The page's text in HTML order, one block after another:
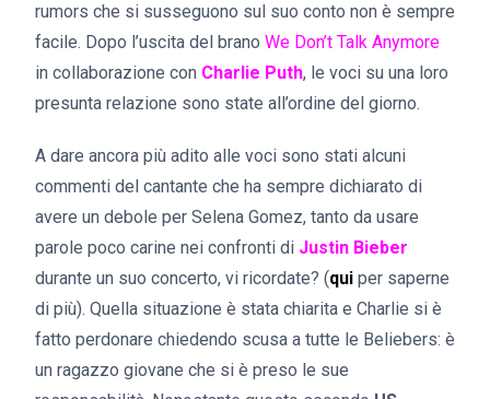
rumors che si susseguono sul suo conto non è sempre
facile. Dopo l’uscita del brano We Don’t Talk Anymore
in collaborazione con Charlie Puth, le voci su una loro
presunta relazione sono state all’ordine del giorno.
A dare ancora più adito alle voci sono stati alcuni
commenti del cantante che ha sempre dichiarato di
avere un debole per Selena Gomez, tanto da usare
parole poco carine nei confronti di Justin Bieber
durante un suo concerto, vi ricordate? (qui per saperne
di più). Quella situazione è stata chiarita e Charlie si è
fatto perdonare chiedendo scusa a tutte le Beliebers: è
un ragazzo giovane che si è preso le sue